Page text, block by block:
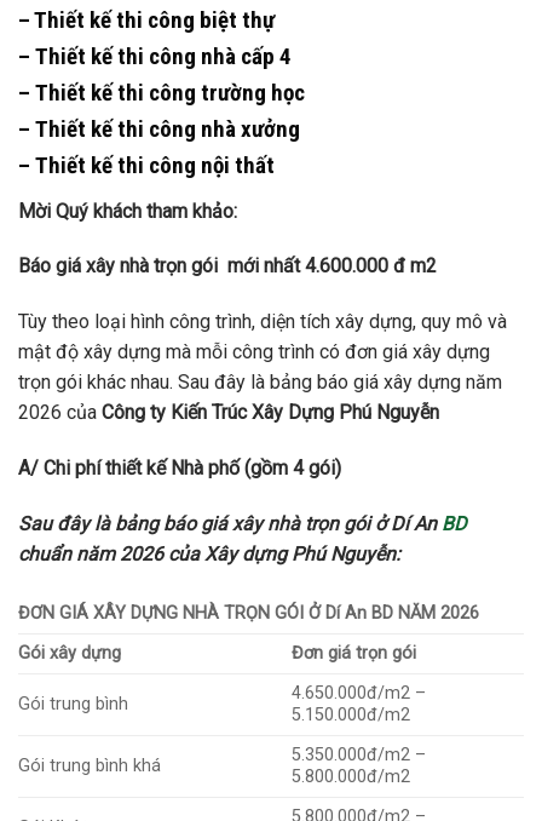
– Thiết kế thi công biệt thự
– Thiết kế thi công nhà cấp 4
– Thiết kế thi công trường học
– Thiết kế thi công nhà xưởng
– Thiết kế thi công nội thất
Mời Quý khách tham khảo:
Báo giá xây nhà trọn gói mới nhất 4.600.000 đ m2
Tùy theo loại hình công trình, diện tích xây dựng, quy mô và
mật độ xây dựng mà mỗi công trình có đơn giá xây dựng
trọn gói khác nhau. Sau đây là bảng báo giá xây dựng năm
2026 của Công ty Kiến Trúc Xây Dựng Phú Nguyễn
A/ Chi phí thiết kế Nhà phố (gồm 4 gói)
Sau đây là bảng báo giá xây nhà trọn gói ở Dí AnBD
chuẩn năm 2026 của Xây dựng Phú Nguyễn:
ĐƠN GIÁ XÂY DỰNG NHÀ TRỌN GÓI Ở Dí An BD NĂM 2026
Gói xây dựng
Đơn giá trọn gói
Gói trung bình
4.650.000đ/m2 –
5.150.000đ/m2
Gói trung bình khá
5.350.000đ/m2 –
5.800.000đ/m2
5.800.000đ/m2 –